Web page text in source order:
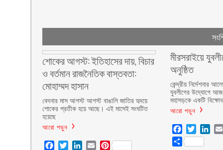
শোকের আগস্ট: ইতিহাসের দায়, বিচার
ও বর্তমান রাজনৈতিক বাস্তবতা:
মোহাম্মদ হাসান
বেদনার মাস আগস্ট আগস্ট বাঙালি জাতির হৃদয়ে
শোকের প্রতীক হয়ে আছে। এই মাসেই সংঘটিত
হয়েছে
আরো পড়ুন
Facebook
TwitterLinkedIn
EmailPinterest
মীরসরাইয়ে
অনুষ্ঠিত
কেন্দ্রীয় নির্দেশনার
যুবলীগের উদ্যোগে আজ
মহাসড়কে একটি
আরো পড়ুন
Facebook
Twitter
Share